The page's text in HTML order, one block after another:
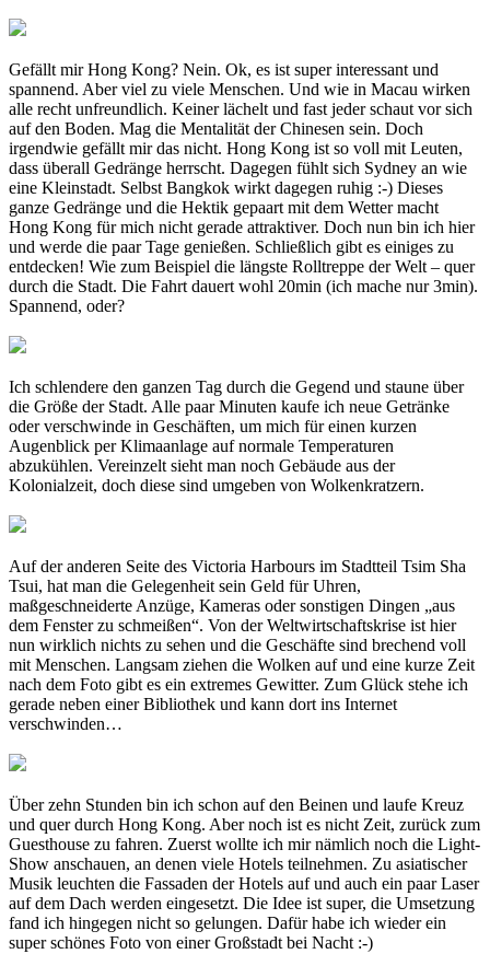
Gefällt mir Hong Kong? Nein. Ok, es ist super interessant und
spannend. Aber viel zu viele Menschen. Und wie in Macau wirken
alle recht unfreundlich. Keiner lächelt und fast jeder schaut vor sich
auf den Boden. Mag die Mentalität der Chinesen sein. Doch
irgendwie gefällt mir das nicht. Hong Kong ist so voll mit Leuten,
dass überall Gedränge herrscht. Dagegen fühlt sich Sydney an wie
eine Kleinstadt. Selbst Bangkok wirkt dagegen ruhig :-) Dieses
ganze Gedränge und die Hektik gepaart mit dem Wetter macht
Hong Kong für mich nicht gerade attraktiver. Doch nun bin ich hier
und werde die paar Tage genießen. Schließlich gibt es einiges zu
entdecken! Wie zum Beispiel die längste Rolltreppe der Welt – quer
durch die Stadt. Die Fahrt dauert wohl 20min (ich mache nur 3min).
Spannend, oder?
Ich schlendere den ganzen Tag durch die Gegend und staune über
die Größe der Stadt. Alle paar Minuten kaufe ich neue Getränke
oder verschwinde in Geschäften, um mich für einen kurzen
Augenblick per Klimaanlage auf normale Temperaturen
abzukühlen. Vereinzelt sieht man noch Gebäude aus der
Kolonialzeit, doch diese sind umgeben von Wolkenkratzern.
Auf der anderen Seite des Victoria Harbours im Stadtteil Tsim Sha
Tsui, hat man die Gelegenheit sein Geld für Uhren,
maßgeschneiderte Anzüge, Kameras oder sonstigen Dingen „aus
dem Fenster zu schmeißen“. Von der Weltwirtschaftskrise ist hier
nun wirklich nichts zu sehen und die Geschäfte sind brechend voll
mit Menschen. Langsam ziehen die Wolken auf und eine kurze Zeit
nach dem Foto gibt es ein extremes Gewitter. Zum Glück stehe ich
gerade neben einer Bibliothek und kann dort ins Internet
verschwinden…
Über zehn Stunden bin ich schon auf den Beinen und laufe Kreuz
und quer durch Hong Kong. Aber noch ist es nicht Zeit, zurück zum
Guesthouse zu fahren. Zuerst wollte ich mir nämlich noch die Light-
Show anschauen, an denen viele Hotels teilnehmen. Zu asiatischer
Musik leuchten die Fassaden der Hotels auf und auch ein paar Laser
auf dem Dach werden eingesetzt. Die Idee ist super, die Umsetzung
fand ich hingegen nicht so gelungen. Dafür habe ich wieder ein
super schönes Foto von einer Großstadt bei Nacht :-)